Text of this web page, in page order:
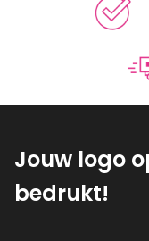
Jouw logo
bedrukt!